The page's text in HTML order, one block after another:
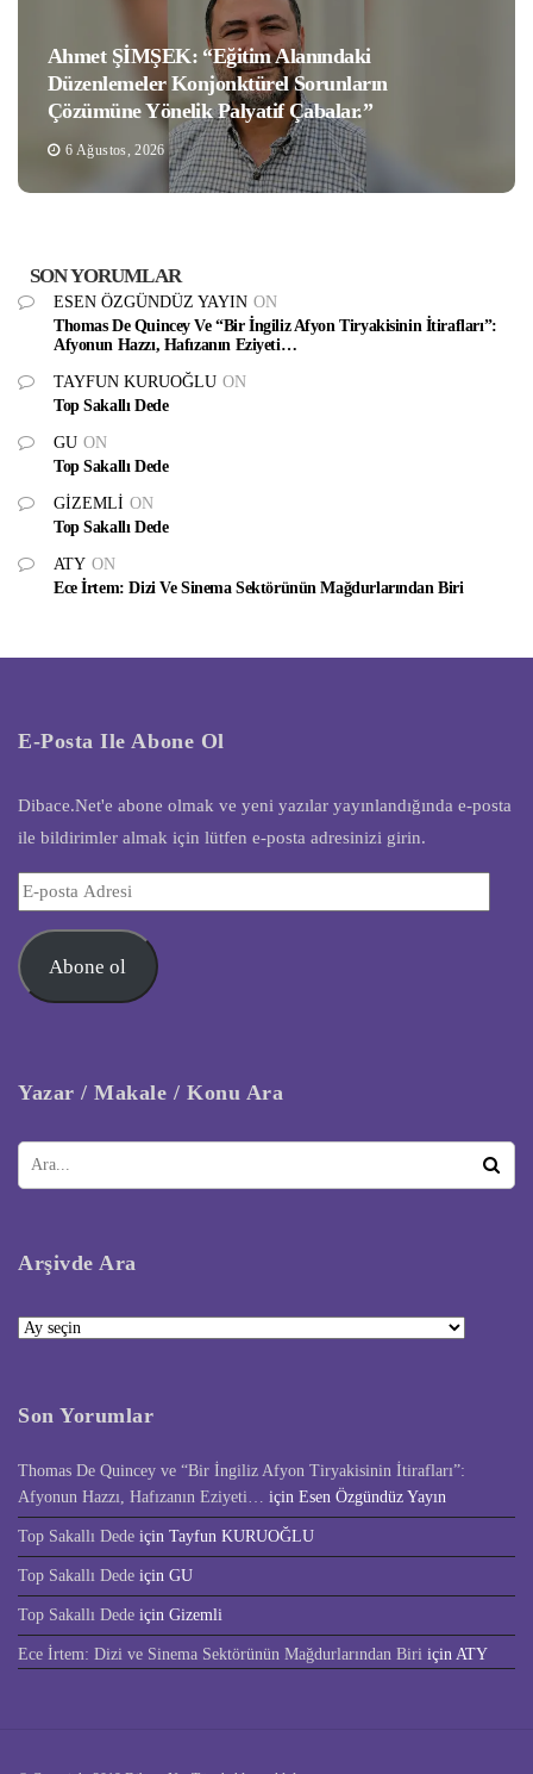
Ahmet ŞİMŞEK: “Eğitim Alanındaki
Düzenlemeler Konjonktürel Sorunların
Çözümüne Yönelik Palyatif Çabalar.”
6 Ağustos, 2026
SON YORUMLAR
ESEN ÖZGÜNDÜZ YAYIN ON
Thomas De Quincey Ve “Bir İngiliz Afyon Tiryakisinin İtirafları”:
Afyonun Hazzı, Hafızanın Eziyeti…
TAYFUN KURUOĞLU ON
Top Sakallı Dede
GU ON
Top Sakallı Dede
GIZEMLI ON
Top Sakallı Dede
ATY ON
Ece İrtem: Dizi Ve Sinema Sektörünün Mağdurlarından Biri
E-Posta Ile Abone Ol
Dibace.Net'e abone olmak ve yeni yazılar yayınlandığında e-posta
ile bildirimler almak için lütfen e-posta adresinizi girin.
E-
Adresi
Abone ol
Yazar / Makale / Konu Ara
Arşivde Ara
Arşivde
Son Yorumlar
Thomas De Quincey ve “Bir İngiliz Afyon Tiryakisinin İtirafları”:
Afyonun Hazzı, Hafızanın Eziyeti…
için Esen Özgündüz Yayın
Top Sakallı Dede için Tayfun KURUOĞLU
Top Sakallı Dede için GU
Top Sakallı Dede için Gizemli
Ece İrtem: Dizi ve Sinema Sektörünün Mağdurlarından Biri için ATY